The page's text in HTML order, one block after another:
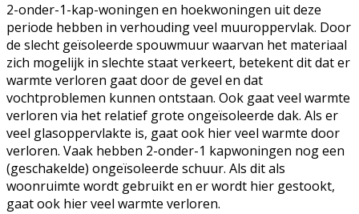
2-onder-1-kap-woningen en hoekwoningen uit deze
periode hebben in verhouding veel muuroppervlak. Door
de slecht geïsoleerde spouwmuur waarvan het materiaal
zich mogelijk in slechte staat verkeert, betekent dit dat er
warmte verloren gaat door de gevel en dat
vochtproblemen kunnen ontstaan. Ook gaat veel warmte
verloren via het relatief grote ongeïsoleerde dak. Als er
veel glasoppervlakte is, gaat ook hier veel warmte door
verloren. Vaak hebben 2-onder-1 kapwoningen nog een
(geschakelde) ongeïsoleerde schuur. Als dit als
woonruimte wordt gebruikt en er wordt hier gestookt,
gaat ook hier veel warmte verloren.